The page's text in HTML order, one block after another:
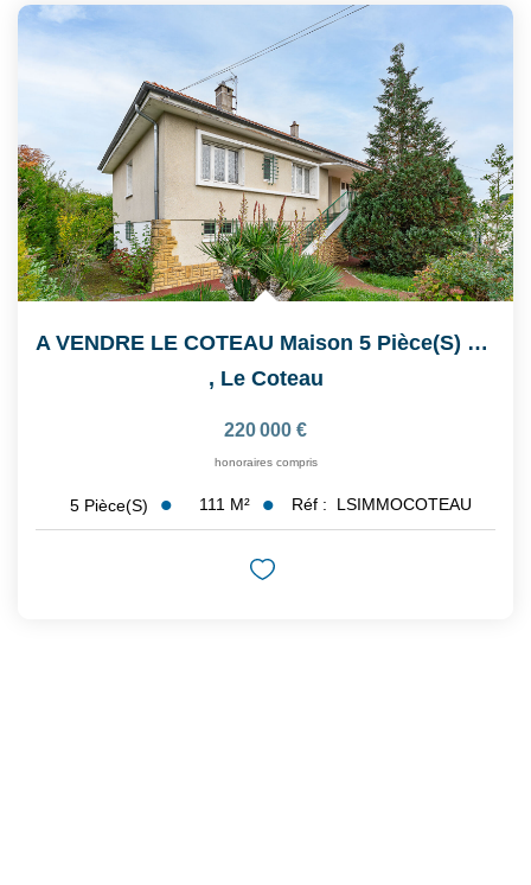
A VENDRE LE COTEAU Maison 5 Pièce(s) 111 M2
, Le Coteau
220 000 €
honoraires compris
5 Pièce(s) 111 M² Réf : LSIMMOCOTEAU